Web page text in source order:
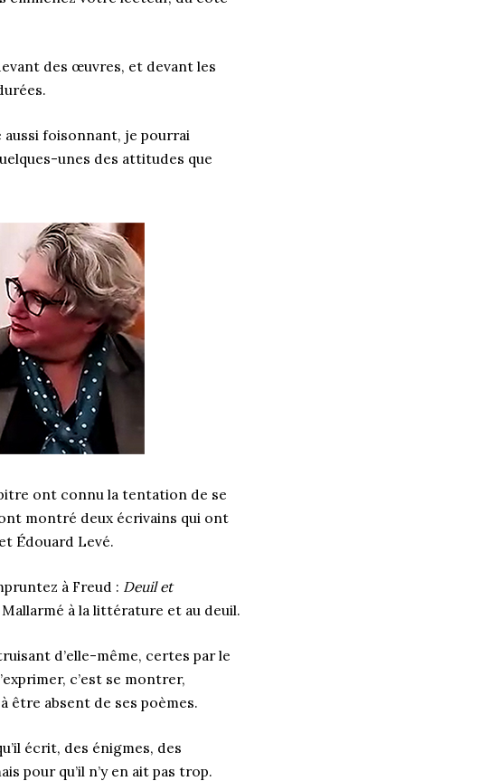
des œuvres, et devant les
aussi foisonnant, je pourrai
unes des attitudes que
ont connu la tentation de se
montré deux écrivains qui ont
Édouard Levé.
à Freud : Deuil et
à la littérature et au deuil.
d’elle-même, certes par le
c’est se montrer,
être absent de ses poèmes.
écrit, des énigmes, des
pour qu’il n’y en ait pas trop.